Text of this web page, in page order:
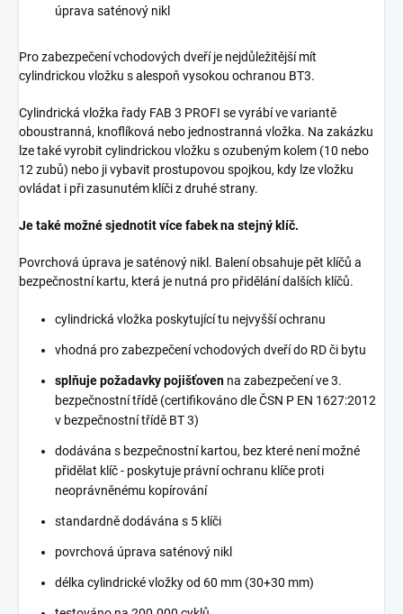
úprava saténový nikl
Pro zabezpečení vchodových dveří je nejdůležitější mít
cylindrickou vložku s alespoň vysokou ochranou BT3.
Cylindrická vložka řady FAB 3 PROFI se vyrábí ve variantě
oboustranná, knoflíková nebo jednostranná vložka. Na zakázku
lze také vyrobit cylindrickou vložku s ozubeným kolem (10 nebo
12 zubů) nebo ji vybavit prostupovou spojkou, kdy lze vložku
ovládat i při zasunutém klíči z druhé strany.
Je také možné sjednotit více fabek na stejný klíč.
Povrchová úprava je saténový nikl. Balení obsahuje pět klíčů a
bezpečnostní kartu, která je nutná pro přidělání dalších klíčů.
cylindrická vložka poskytující tu nejvyšší ochranu
vhodná pro zabezpečení vchodových dveří do RD či bytu
splňuje požadavky pojišťoven na zabezpečení ve 3.
bezpečnostní třídě (certifikováno dle ČSN P EN 1627:2012
v bezpečnostní třídě BT 3)
dodávána s bezpečnostní kartou, bez které není možné
přidělat klíč - poskytuje právní ochranu klíče proti
neoprávněnému kopírování
standardně dodávána s 5 klíči
povrchová úprava saténový nikl
délka cylindrické vložky od 60 mm (30+30 mm)